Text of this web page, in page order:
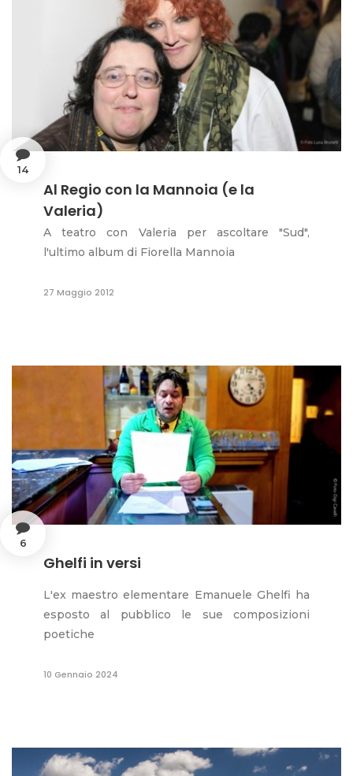
14
Al Regio con la Mannoia (e la
Valeria)
A teatro con Valeria per ascoltare "Sud",
l'ultimo album di Fiorella Mannoia
27 Maggio 2012
6
Ghelfi in versi
L'ex maestro elementare Emanuele Ghelfi ha
esposto al pubblico le sue composizioni
poetiche
10 Gennaio 2024